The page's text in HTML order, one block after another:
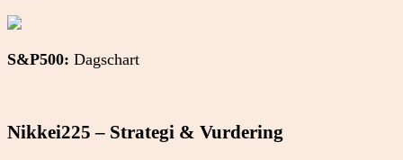
S&P500: Dagschart
Nikkei225 – Strategi & Vurdering